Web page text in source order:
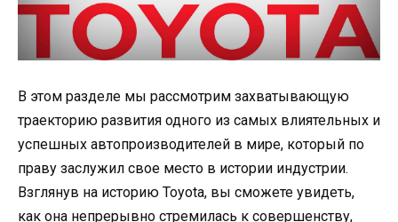
В этом разделе мы рассмотрим захватывающую
траекторию развития одного из самых влиятельных и
успешных автопроизводителей в мире, который по
праву заслужил свое место в истории индустрии.
Взглянув на историю Toyota, вы сможете увидеть,
как она непрерывно стремилась к совершенству,